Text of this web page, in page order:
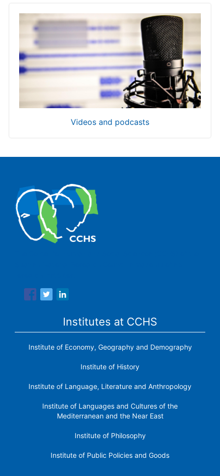
Videos and podcasts
Institutes at CCHS
Institute of Economy, Geography and Demography
Institute of History
Institute of Language, Literature and Anthropology
Institute of Languages ​​and Cultures of the
Mediterranean and the Near East
Institute of Philosophy
Institute of Public Policies and Goods